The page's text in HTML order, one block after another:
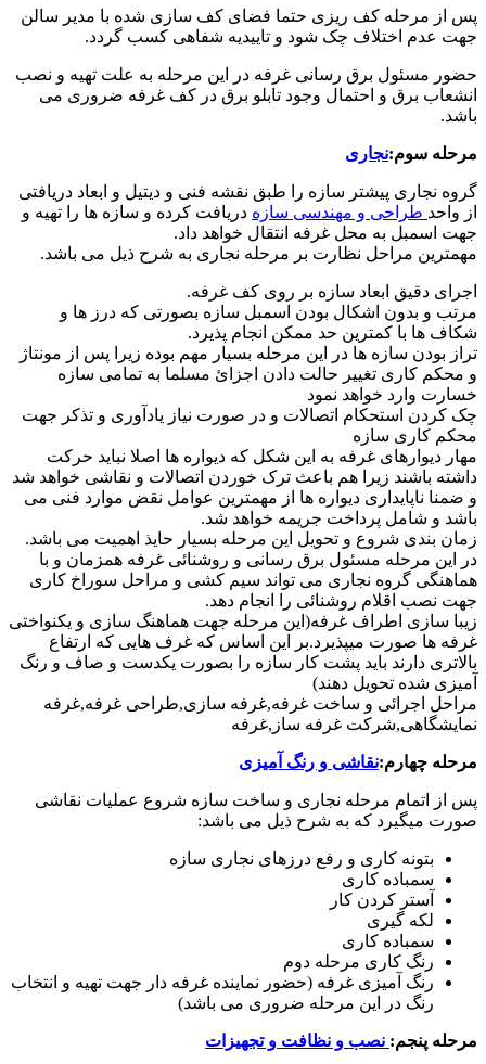
پس از مرحله کف ریزی حتما فضای کف سازی شده با مدیر سالن
جهت عدم اختلاف چک شود و تاییدیه شفاهی کسب گردد.
حضور مسئول برق رسانی غرفه در این مرحله به علت تهیه و نصب
انشعاب برق و احتمال وجود تابلو برق در کف غرفه ضروری می
باشد.
مرحله سوم:نجاری
گروه نجاری پیشتر سازه را طبق نقشه فنی و دیتیل و ابعاد دریافتی
از واحد طراحی و مهندسی سازه دریافت کرده و سازه ها را تهیه و
جهت اسمبل به محل غرفه انتقال خواهد داد.
مهمترین مراحل نظارت بر مرحله نجاری به شرح ذیل می باشد.
اجرای دقیق ابعاد سازه بر روی کف غرفه.
مرتب و بدون اشکال بودن اسمبل سازه بصورتی که درز ها و
شکاف ها با کمترین حد ممکن انجام پذیرد.
تراز بودن سازه ها در این مرحله بسیار مهم بوده زیرا پس از مونتاژ
و محکم کاری تغییر حالت دادن اجزائ مسلما به تمامی سازه
خسارت وارد خواهد نمود
چک کردن استحکام اتصالات و در صورت نیاز یادآوری و تذکر جهت
محکم کاری سازه
مهار دیوارهای غرفه به این شکل که دیواره ها اصلا نباید حرکت
داشته باشند زیرا هم باعث ترک خوردن اتصالات و نقاشی خواهد شد
و ضمنا ناپایداری دیواره ها از مهمترین عوامل نقض موارد فنی می
باشد و شامل پرداخت جریمه خواهد شد.
زمان بندی شروع و تحویل این مرحله بسیار حایذ اهمیت می باشد.
در این مرحله مسئول برق رسانی و روشنائی غرفه همزمان و با
هماهنگی گروه نجاری می تواند سیم کشی و مراحل سوراخ کاری
جهت نصب اقلام روشنائی را انجام دهد.
زیبا سازی اطراف غرفه(این مرحله جهت هماهنگ سازی و یکنواختی
غرفه ها صورت میپذیرد.بر این اساس که غرف هایی که ارتفاع
بالاتری دارند باید پشت کار سازه را بصورت یکدست و صاف و رنگ
آمیزی شده تحویل دهند)
مراحل اجرائی و ساخت غرفه,غرفه سازی,طراحی غرفه,غرفه
نمایشگاهی,شرکت غرفه ساز,غرفه
مرحله چهارم:نقاشی و رنگ آمیزی
پس از اتمام مرحله نجاری و ساخت سازه شروع عملیات نقاشی
صورت میگیرد که به شرح ذیل می باشد:
بتونه کاری و رفع درزهای نجاری سازه
سمباده کاری
آستر کردن کار
لکه گیری
سمباده کاری
رنگ کاری مرحله دوم
رنگ آمیزی غرفه (حضور نماینده غرفه دار جهت تهیه و انتخاب
رنگ در این مرحله ضروری می باشد)
مرحله پنجم: نصب و نظافت و تجهیزات